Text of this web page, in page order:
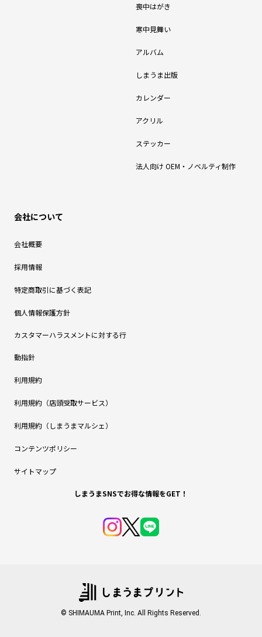
喪中はがき
寒中見舞い
アルバム
しまうま出版
カレンダー
アクリル
ステッカー
法人向け OEM・ノベルティ制作
会社について
会社概要
採用情報
特定商取引に基づく表記
個人情報保護方針
カスタマーハラスメントに対する行
動指針
利用規約
利用規約（店頭受取サービス）
利用規約（しまうまマルシェ）
コンテンツポリシー
サイトマップ
しまうまSNSでお得な情報をGET！
© SHIMAUMA Print, Inc. All Rights Reserved.